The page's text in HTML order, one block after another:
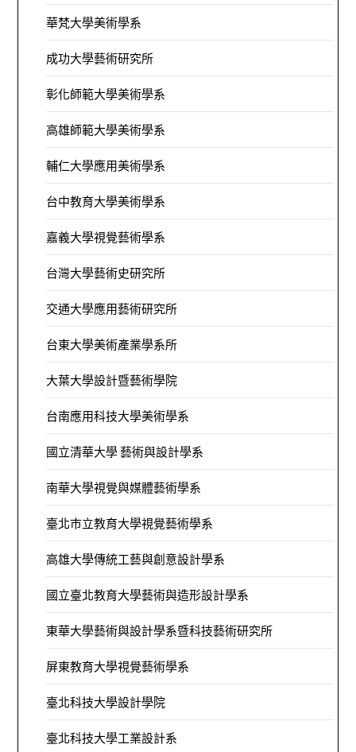
華梵大學美術學系
成功大學藝術研究所
彰化師範大學美術學系
高雄師範大學美術學系
輔仁大學應用美術學系
台中教育大學美術學系
嘉義大學視覺藝術學系
台灣大學藝術史研究所
交通大學應用藝術研究所
台東大學美術產業學系所
大葉大學設計暨藝術學院
台南應用科技大學美術學系
國立清華大學 藝術與設計學系
南華大學視覺與媒體藝術學系
臺北市立教育大學視覺藝術學系
高雄大學傳統工藝與創意設計學系
國立臺北教育大學藝術與造形設計學系
東華大學藝術與設計學系暨科技藝術研究所
屏東教育大學視覺藝術學系
臺北科技大學設計學院
臺北科技大學工業設計系